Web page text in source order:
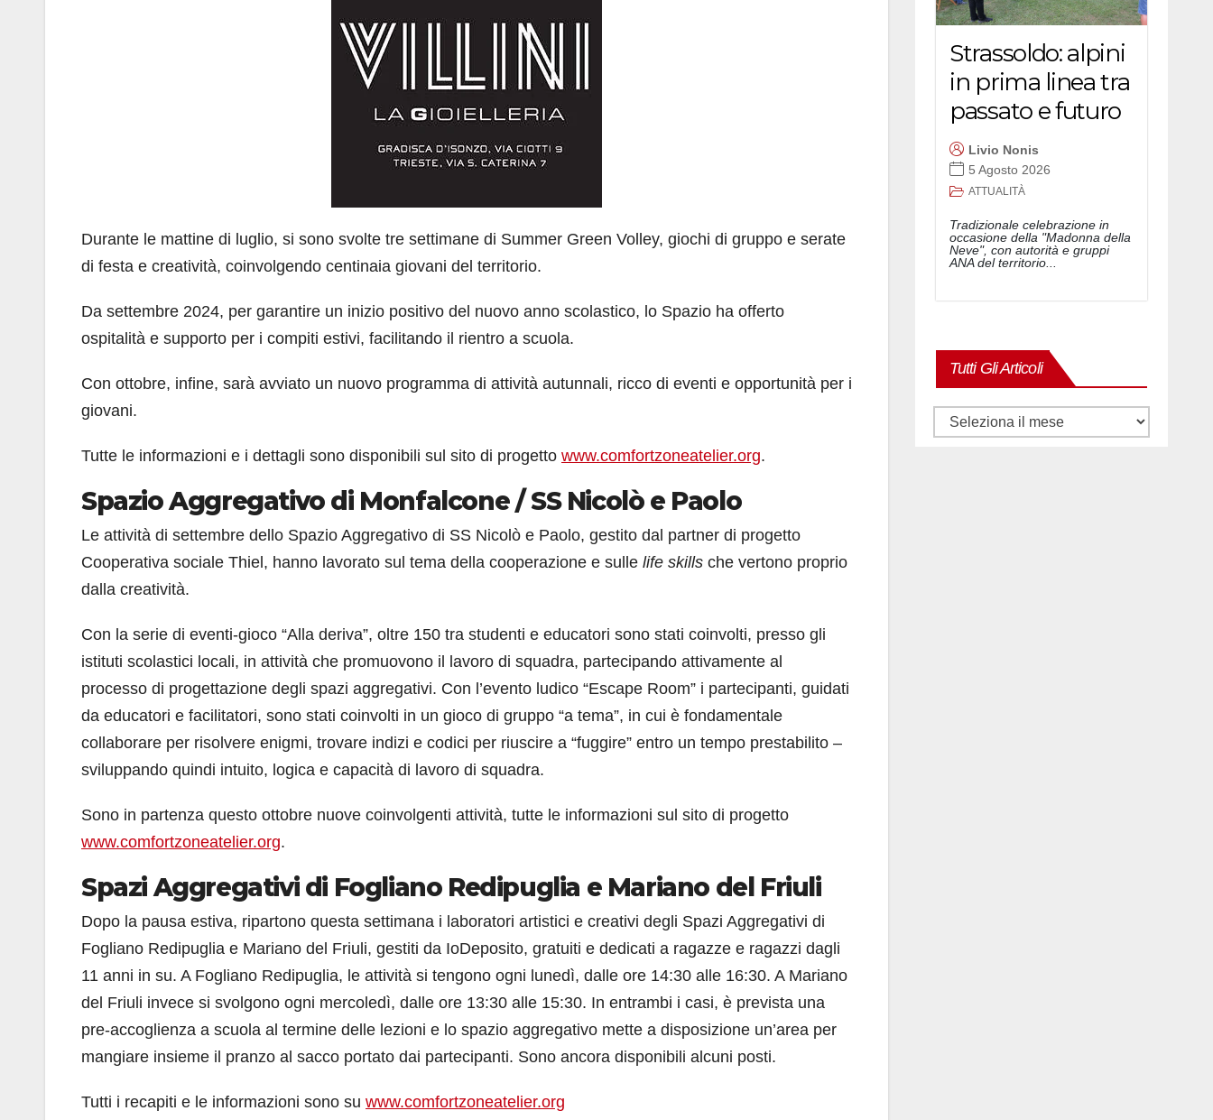
Durante le mattine di luglio, si sono svolte tre settimane di Summer Green Volley, giochi di gruppo e serate
di festa e creatività, coinvolgendo centinaia giovani del territorio.
Da settembre 2024, per garantire un inizio positivo del nuovo anno scolastico, lo Spazio ha offerto
ospitalità e supporto per i compiti estivi, facilitando il rientro a scuola.
Con ottobre, infine, sarà avviato un nuovo programma di attività autunnali, ricco di eventi e opportunità per i
giovani.
Tutte le informazioni e i dettagli sono disponibili sul sito di progetto www.comfortzoneatelier.org.
Spazio Aggregativo di Monfalcone / SS Nicolò e Paolo
Le attività di settembre dello Spazio Aggregativo di SS Nicolò e Paolo, gestito dal partner di progetto
Cooperativa sociale Thiel, hanno lavorato sul tema della cooperazione e sulle life skills che vertono proprio
dalla creatività.
Con la serie di eventi-gioco “Alla deriva”, oltre 150 tra studenti e educatori sono stati coinvolti, presso gli
istituti scolastici locali, in attività che promuovono il lavoro di squadra, partecipando attivamente al
processo di progettazione degli spazi aggregativi. Con l’evento ludico “Escape Room” i partecipanti, guidati
da educatori e facilitatori, sono stati coinvolti in un gioco di gruppo “a tema”, in cui è fondamentale
collaborare per risolvere enigmi, trovare indizi e codici per riuscire a “fuggire” entro un tempo prestabilito –
sviluppando quindi intuito, logica e capacità di lavoro di squadra.
Sono in partenza questo ottobre nuove coinvolgenti attività, tutte le informazioni sul sito di progetto
www.comfortzoneatelier.org.
Spazi Aggregativi di Fogliano Redipuglia e Mariano del Friuli
Dopo la pausa estiva, ripartono questa settimana i laboratori artistici e creativi degli Spazi Aggregativi di
Fogliano Redipuglia e Mariano del Friuli, gestiti da IoDeposito, gratuiti e dedicati a ragazze e ragazzi dagli
11 anni in su. A Fogliano Redipuglia, le attività si tengono ogni lunedì, dalle ore 14:30 alle 16:30. A Mariano
del Friuli invece si svolgono ogni mercoledì, dalle ore 13:30 alle 15:30. In entrambi i casi, è prevista una
pre-accoglienza a scuola al termine delle lezioni e lo spazio aggregativo mette a disposizione un’area per
mangiare insieme il pranzo al sacco portato dai partecipanti. Sono ancora disponibili alcuni posti.
Tutti i recapiti e le informazioni sono su www.comfortzoneatelier.org
Strassoldo: alpini
in prima linea tra
passato e futuro
Livio Nonis
5 Agosto 2026
ATTUALITÀ
Tradizionale celebrazione in
occasione della "Madonna della
Neve", con autorità e gruppi
ANA del territorio...
Tutti Gli Articoli
Tutti